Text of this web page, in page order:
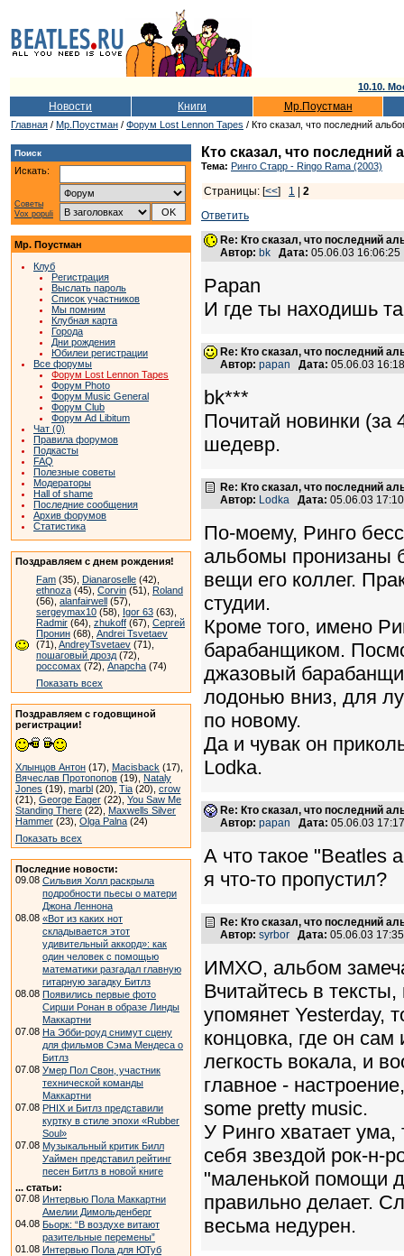
10.10.
Новости Книги Мр.Поустман
Главная / Мр.Поустман / Форум Lost Lennon Tapes / Кто сказал, что последний
Поиск
Искать:
Советы
Vox populi
Мр. Поустман
Клуб
Регистрация
Выслать пароль
Список участников
Мы помним
Клубная карта
Города
Дни рождения
Юбилеи регистрации
Все форумы
Форум Lost Lennon Tapes
Форум Photo
Форум Music General
Форум Club
Форум Ad Libitum
Чат (0)
Правила форумов
Подкасты
FAQ
Полезные советы
Модераторы
Hall of shame
Последние сообщения
Архив форумов
Статистика
Поздравляем с днем рождения!
Fam (35), Dianaroselle (42),
ethnoza (45), Corvin (51), Roland
(56), alanfairwell (57),
sergeymax10 (58), Igor 63 (63),
Radmir (64), zhukoff (67), Сергей
Пронин (68), Andrei Tsvetaev
(71), AndreyTsvetaev (71),
пошаговый дрозд (72),
россомах (72), Anapcha (74)
Показать всех
Поздравляем с годовщиной
регистрации!
Хлынцов Антон (17), Macisback (17),
Вячеслав Протопопов (19), Nataly
Jones (19), marbl (20), Tia (20), crow
(21), George Eager (22), You Saw Me
Standing There (22), Maxwells Silver
Hammer (23), Olga Palna (24)
Показать всех
Последние новости:
09.08 Сильвия Холл раскрыла
подробности пьесы о матери
Джона Леннона
08.08 «Вот из каких нот
складывается этот
удивительный аккорд»: как
один человек с помощью
математики разгадал главную
гитарную загадку Битлз
08.08 Появились первые фото
Сирши Ронан в образе Линды
Маккартни
07.08 На Эбби-роуд снимут сцену
для фильмов Сэма Мендеса о
Битлз
07.08 Умер Пол Свон, участник
технической команды
Маккартни
07.08 PHIX и Битлз представили
куртку в стиле эпохи «Rubber
Soul»
07.08 Музыкальный критик Билл
Уаймен представил рейтинг
песен Битлз в новой книге
... статьи:
07.08 Интервью Пола Маккартни
Амелии Димольденберг
04.08 Бьорк: “В воздухе витают
разительные перемены”
01.08 Интервью Пола для ЮТуб
Кто сказал, что
Тема: Ринго Старр - Ringo Rama (2003)
Страницы: [<<] 1
2
Ответить
Re: Кто сказал, что последний
Автор: bk Дата: 05.06.03
Papan
И где ты находишь
Re: Кто сказал, что последний
Автор: papan Дата: 05.06.03
bk***
Почитай новинки (за
шедевр.
Re: Кто сказал, что последний
Автор: Lodka Дата: 05.06.03
По-моему, Ринго
альбомы пронизаны
вещи его коллег.
студии.
Кроме того, имено
барабанщиком.
джазовый
лодонью вниз, для
по новому.
Да и чувак он
Lodka.
Re: Кто сказал, что последний
Автор: papan Дата: 05.06.03
А что такое "Beatles
я что-то пропустил?
Re: Кто сказал, что последний
Автор: syrbor Дата: 05.06.03
ИМХО, альбом
Вчитайтесь в
упомянет Yesterday,
концовка, где он
легкость вокала, и
главное -
some pretty music.
У Ринго хватает ума,
себя звездой рок-н-
"маленькой помощи
правильно делает.
весьма недурен.